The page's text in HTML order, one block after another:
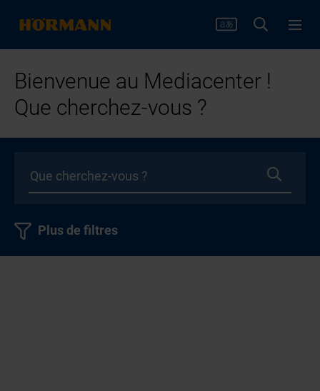
Bienvenue au Mediacenter !
Que cherchez-vous ?
Plus de filtres